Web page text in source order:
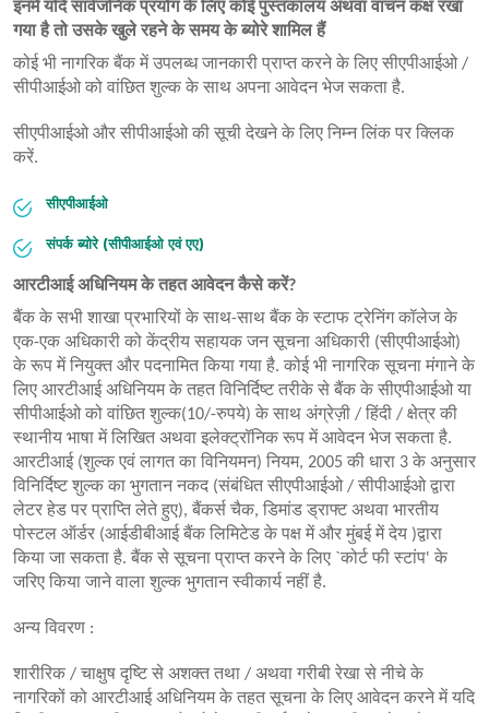
इनमें यदि सार्वजनिक प्रयोग के लिए कोई पुस्तकालय अथवा वाचन कक्ष रखा
गया है तो उसके खुले रहने के समय के ब्योरे शामिल हैं
कोई भी नागरिक बैंक में उपलब्ध जानकारी प्राप्त करने के लिए सीएपीआईओ /
सीपीआईओ को वांछित शुल्क के साथ अपना आवेदन भेज सकता है.
सीएपीआईओ और सीपीआईओ की सूची देखने के लिए निम्न लिंक पर क्लिक
करें.
सीएपीआईओ
संपर्क ब्योरे (सीपीआईओ एवं एए)
आरटीआई अधिनियम के तहत आवेदन कैसे करें?
बैंक के सभी शाखा प्रभारियों के साथ-साथ बैंक के स्टाफ ट्रेनिंग कॉलेज के
एक-एक अधिकारी को केंद्रीय सहायक जन सूचना अधिकारी (सीएपीआईओ)
के रूप में नियुक्त और पदनामित किया गया है. कोई भी नागरिक सूचना मंगाने के
लिए आरटीआई अधिनियम के तहत विनिर्दिष्ट तरीके से बैंक के सीएपीआईओ या
सीपीआईओ को वांछित शुल्क(10/-रुपये) के साथ अंग्रेज़ी / हिंदी / क्षेत्र की
स्थानीय भाषा में लिखित अथवा इलेक्ट्रॉनिक रूप में आवेदन भेज सकता है.
आरटीआई (शुल्क एवं लागत का विनियमन) नियम, 2005 की धारा 3 के अनुसार
विनिर्दिष्ट शुल्क का भुगतान नकद (संबंधित सीएपीआईओ / सीपीआईओ द्वारा
लेटर हेड पर प्राप्ति लेते हुए), बैंकर्स चैक, डिमांड ड्राफ्ट अथवा भारतीय
पोस्टल ऑर्डर (आईडीबीआई बैंक लिमिटेड के पक्ष में और मुंबई में देय )द्वारा
किया जा सकता है. बैंक से सूचना प्राप्त करने के लिए `कोर्ट फी स्टांप' के
जरिए किया जाने वाला शुल्क भुगतान स्वीकार्य नहीं है.
अन्य विवरण :
शारीरिक / चाक्षुष दृष्टि से अशक्त तथा / अथवा गरीबी रेखा से नीचे के
नागरिकों को आरटीआई अधिनियम के तहत सूचना के लिए आवेदन करने में यदि